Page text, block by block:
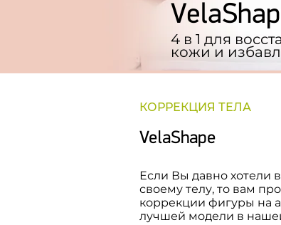
4 в 1 для
кожи и
КОРРЕКЦИЯ ТЕЛА
VelaShape
Если Вы давно хотели
своему телу, то вам
коррекции фигуры на
лучшей модели в